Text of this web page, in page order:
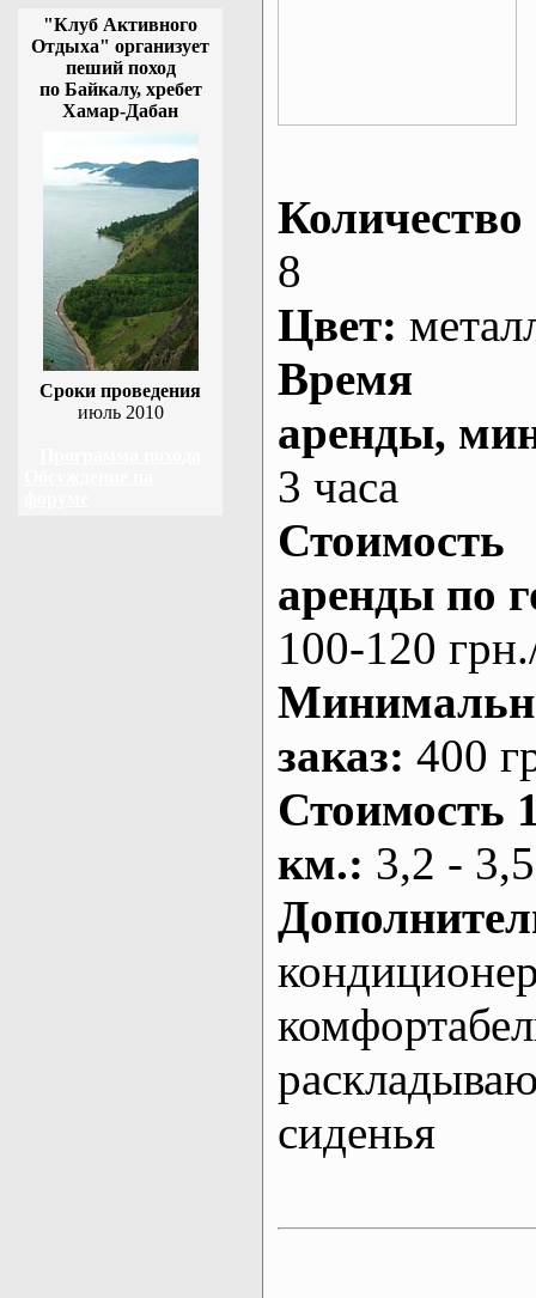
"Клуб Активного
Отдыха" организует
пеший поход
по Байкалу, хребет
Хамар-Дабан
Сроки проведения
июль 2010
Количество
8
Цвет:
Время
аренды,
3 часа
Стоимость
аренды по
100-120
заказ: 400
Стоимость
км.: 3,2 -
сиденья